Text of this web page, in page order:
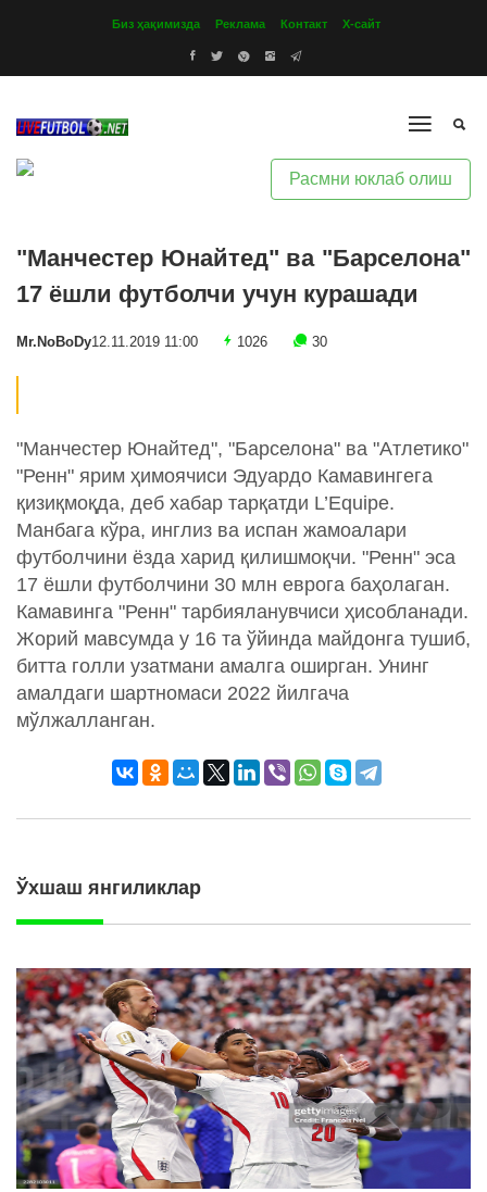
Биз ҳақимизда Реклама Контакт Х-сайт
Расмни юклаб олиш
"Манчестер Юнайтед" ва "Барселона"
17 ёшли футболчи учун курашади
Mr.NoBoDy12.11.2019 11:00 1026 30
"Манчестер Юнайтед", "Барселона" ва "Атлетико"
"Ренн" ярим ҳимоячиси Эдуардо Камавингега
қизиқмоқда, деб хабар тарқатди L’Equipe.
Манбага кўра, инглиз ва испан жамоалари
футболчини ёзда харид қилишмоқчи. "Ренн" эса
17 ёшли футболчини 30 млн еврога баҳолаган.
Камавинга "Ренн" тарбияланувчиси ҳисобланади.
Жорий мавсумда у 16 та ўйинда майдонга тушиб,
битта голли узатмани амалга оширган. Унинг
амалдаги шартномаси 2022 йилгача
мўлжалланган.
Ўхшаш янгиликлар